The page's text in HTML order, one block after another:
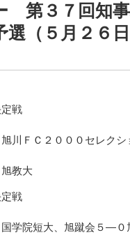
第３７回知
選（５月２６
戦
川ＦＣ２０００セレクシ
旭教大
戦
学院短大、旭蹴会５―０